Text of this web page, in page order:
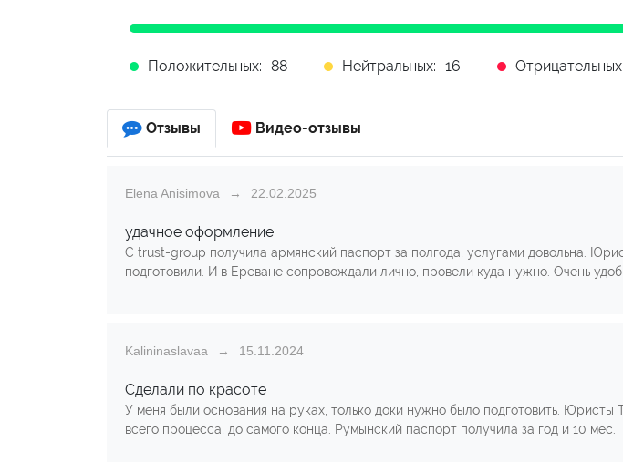
Положительных: 88 Нейтральных: 16 Отрицательных:
Отзывы Видео-отзывы
Elena Anisimova 22.02.2025
удачное оформление
С trust-group получила армянский паспорт за полгода, услугами довольна.
подготовили. И в Ереване сопровождали лично, провели куда нужно. Очень
Kalininaslavaa 15.11.2024
Сделали по красоте
У меня были основания на руках, только доки нужно было подготовить.
всего процесса, до самого конца. Румынский паспорт получила за год и 10 мес.